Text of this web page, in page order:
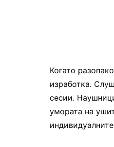
Когато
изработка.
сесии.
умората на